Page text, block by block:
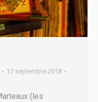
17 septembre 2018
(les